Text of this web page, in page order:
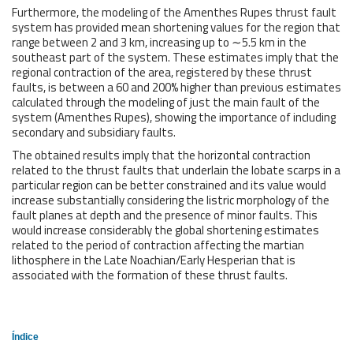
Furthermore, the modeling of the Amenthes Rupes thrust fault
system has provided mean shortening values for the region that
range between 2 and 3 km, increasing up to ∼5.5 km in the
southeast part of the system. These estimates imply that the
regional contraction of the area, registered by these thrust
faults, is between a 60 and 200% higher than previous estimates
calculated through the modeling of just the main fault of the
system (Amenthes Rupes), showing the importance of including
secondary and subsidiary faults.
The obtained results imply that the horizontal contraction
related to the thrust faults that underlain the lobate scarps in a
particular region can be better constrained and its value would
increase substantially considering the listric morphology of the
fault planes at depth and the presence of minor faults. This
would increase considerably the global shortening estimates
related to the period of contraction affecting the martian
lithosphere in the Late Noachian/Early Hesperian that is
associated with the formation of these thrust faults.
Índice